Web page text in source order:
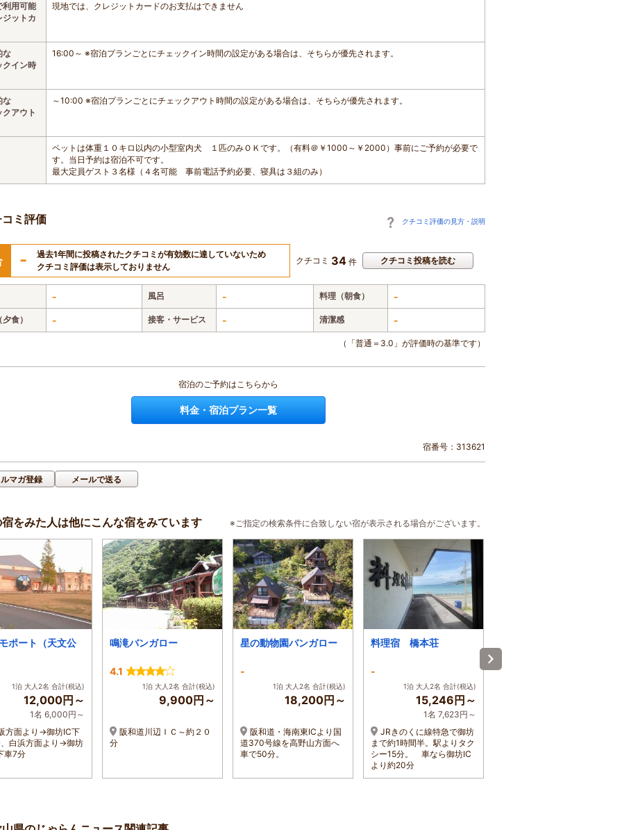
利用可能
ジットカ
現地では、クレジットカードのお支払はできません
な
クイン時
16:00～ ※宿泊プランごとにチェックイン時間の設定がある場合は、そちらが優先されます。
な
クアウト
～10:00 ※宿泊プランごとにチェックアウト時間の設定がある場合は、そちらが優先されます。
ペットは体重１０キロ以内の小型室内犬 １匹のみＯＫです。（有料＠￥1000～￥2000）事前にご予約が必要で
す。当日予約は宿泊不可です。
最大定員ゲスト３名様（４名可能 事前電話予約必要、寝具は３組のみ）
ミ評価 クチコミ評価の見方・説明
-
過去1年間に投稿されたクチコミが有効数に達していないため
クチコミ評価は表示しておりません
クチコミ 34 件 クチコミ投稿を読む
- 風呂 - 料理（朝食） -
食） - 接客・サービス - 清潔感 -
（「普通＝3.0」が評価時の基準です）
宿泊のご予約はこちらから
料金・宿泊プラン一覧
宿番号：313621
マガ登録 メールで送る
宿をみた人は他にこんな宿をみています ※ご指定の検索条件に合致しない宿が表示される場合がございます。
ポート（天文公
1泊 大人2名 合計(税込)
12,000円～
1名 6,000円～
方面より→御坊IC下
白浜方面より→御坊
車7分
鳴滝バンガロー
4.1
1泊 大人2名 合計(税込)
9,900円～
阪和道川辺ＩＣ～約２０
分
星の動物園バンガロー
-
1泊 大人2名 合計(税込)
18,200円～
阪和道・海南東ICより国
道370号線を高野山方面へ
車で50分。
料理宿 橋本荘
-
1泊 大人2名 合計(税込)
15,246円～
1名 7,623円～
JRきのくに線特急で御坊
まで約1時間半。駅よりタク
シー15分。 車なら御坊IC
より約20分
-